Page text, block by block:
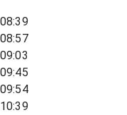
08:39
08:57
09:03
09:45
09:54
10:39